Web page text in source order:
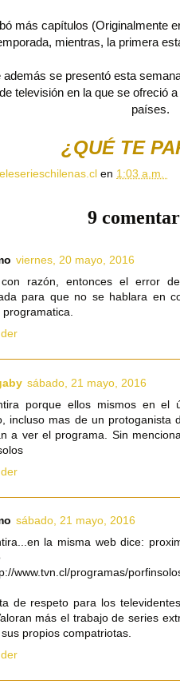
más capítulos (Originalmente
mientras, la primera
además se presentó esta
televisión en la que se ofreció
países.
¿QUÉ TE
en 1:03 a.m.
9
viernes, 20 mayo, 2016
con razón, entonces el error
para que no se hablara en
programatica.
sábado, 21 mayo, 2016
porque ellos mismos en el
incluso mas de un
a ver el programa. Sin
sábado, 21 mayo, 2016
la misma web dice:
www.tvn.cl/programas/
de respeto para los
más el trabajo de series
propios compatriotas.